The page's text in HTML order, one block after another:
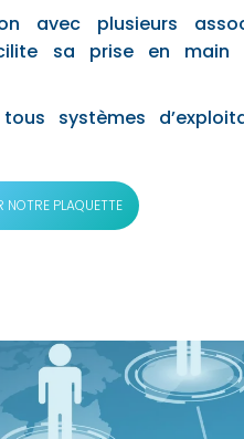
avec plusieurs
sa prise en main
systèmes
NOTRE PLAQUETTE